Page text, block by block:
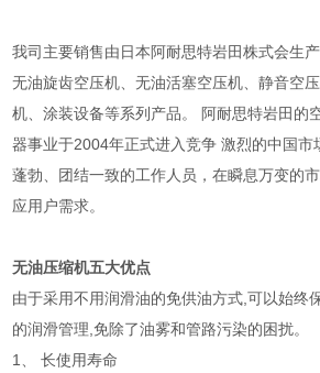
我司主要销售由日本阿耐思特岩田株式会生
无油旋齿空压机、无油活塞空压机、静音空
机、涂装设备等系列产品。 阿耐思特岩田的
器事业于2004年正式进入竞争 激烈的中国市
蓬勃、团结一致的工作人员，在瞬息万变的
应用户需求。
无油压缩机五大优点
由于采用不用润滑油的免供油方式,可以始终
的润滑管理,免除了油雾和管路污染的困扰。
1、 长使用寿命